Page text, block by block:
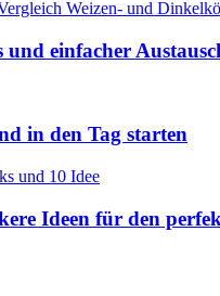
einfacher
in den Tag starten
Ideen für den